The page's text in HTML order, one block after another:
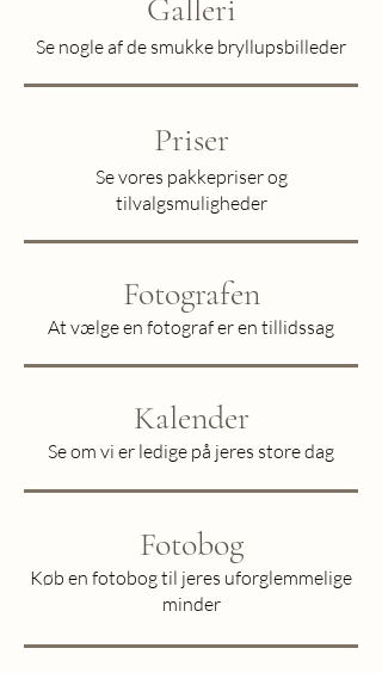
Galleri
Se nogle af de smukke bryllupsbilleder
Priser
Se vores pakkepriser og
tilvalgsmuligheder
Fotografen
At vælge en fotograf er en tillidssag
Kalender
Se om vi er ledige på jeres store dag
Fotobog
Køb en fotobog til jeres uforglemmelige
minder